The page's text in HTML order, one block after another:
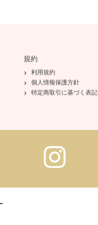
規約
利用規約
個人情報保護方針
特定商取引に基づく表記